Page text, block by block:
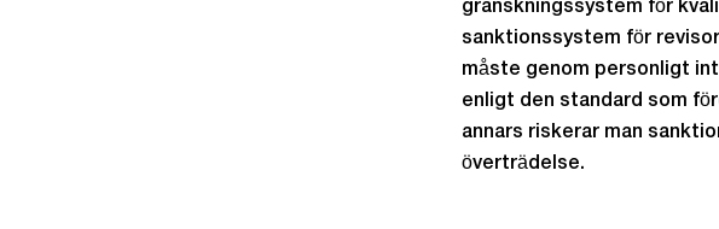
granskningssystem för
sanktionssystem för
måste genom personligt
enligt den standard som
annars riskerar man
överträdelse.